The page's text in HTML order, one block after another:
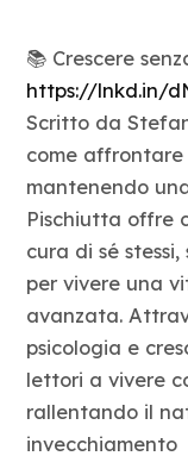
📚 Crescere
https://lnkd.in/
Scritto da
come affrontare
mantenendo
Pischiutta offre
cura di sé
per vivere una
avanzata.
psicologia e
lettori a vivere
rallentando il
invecchiamento